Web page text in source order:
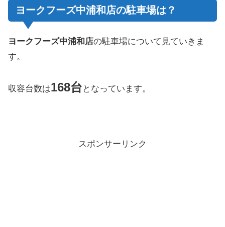
ヨークフーズ中浦和店の駐車場は？
ヨークフーズ中浦和店の駐車場について見ていきま
す。
収容台数は168台 となっています。
スポンサーリンク